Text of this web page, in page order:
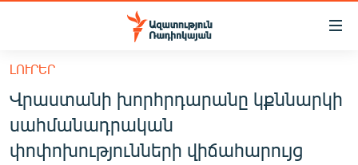
Մատչելիության
հիմնական
բովանդակությանը
Անցնել
հիմնական
մենյուին
ՀԱՅԱՍՏԱՆ
ՔԱՂԱՔԱԿԱՆ
ԼՈՒՐԵՐ
Վրաստանի խորհրդարանը կքննարկի
սահմանադրական
փոփոխությունների վիճահարույց